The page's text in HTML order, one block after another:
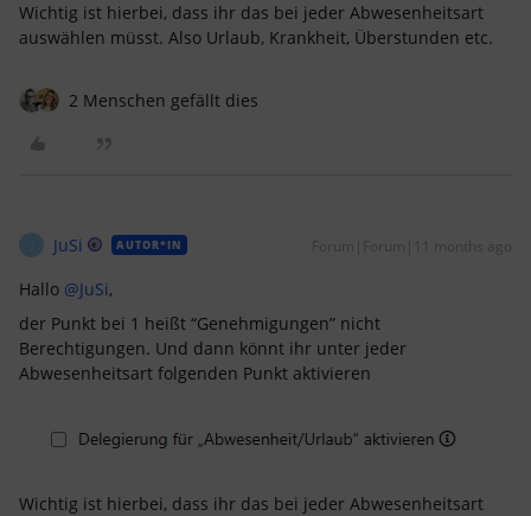
Wichtig ist hierbei, dass ihr das bei jeder Abwesenheitsart
auswählen müsst. Also Urlaub, Krankheit, Überstunden etc.
2 Menschen gefällt dies
JuSi AUTOR*IN Forum|Forum|11 months ago
Hallo ​ @JuSi,
der Punkt bei 1 heißt “Genehmigungen” nicht
Berechtigungen. Und dann könnt ihr unter jeder
Abwesenheitsart folgenden Punkt aktivieren
Wichtig ist hierbei, dass ihr das bei jeder Abwesenheitsart